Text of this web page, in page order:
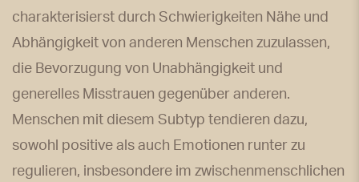
charakterisierst durch Schwierigkeiten Nähe und
Abhängigkeit von anderen Menschen zuzulassen,
die Bevorzugung von Unabhängigkeit und
generelles Misstrauen gegenüber anderen.
Menschen mit diesem Subtyp tendieren dazu,
sowohl positive als auch Emotionen runter zu
regulieren, insbesondere im zwischenmenschlichen